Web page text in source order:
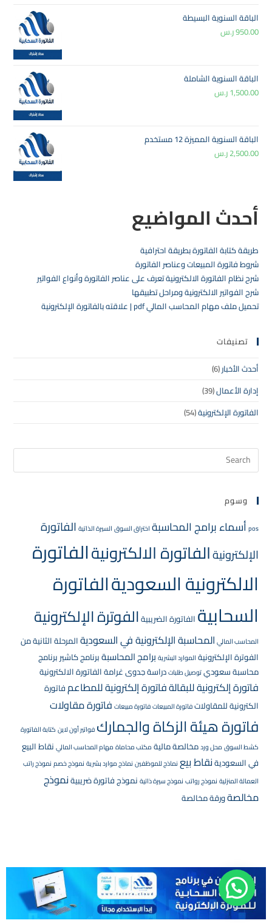
الباقة السنوية البسيطة
950.00ر.س
الباقة السنوية الشاملة
1,500.00ر.س
الباقة السنوية المميزة 12 مستخدم
2,500.00ر.س
أحدث المواضيع
طريقة كتابة الفاتورة بطريقة احترافية
شروط فاتورة المبيعات وعناصر الفاتورة
شرح نظام الفاتورة الالكترونية تعرف على عناصر الفاتورة وأنواع الفواتير
شرح الفواتير الالكترونية ومراحل تطبيقها
تحميل ملف مهام المحاسب المالي pdf | علاقته بالفاتورة الإلكترونية
تصنيفات
أحدث الأخبار(6)
إدارة الأعمال(39)
الفاتورة الإلكترونية(54)
وسوم
pos أسماء برامج المحاسبة اختراق السوق السيرة الذاتية الفاتورة
الإلكترونيةالفاتورة الالكترونيةالفاتورة
الالكترونية السعوديةالفاتورة
السحابية الفاتورة الضريبيةالفوترة الإلكترونية
المحاسب المالي المحاسبة الإلكترونية في السعوديةالمرحلة الثانية من
الفوترة الإلكترونية الموارد البشرية برامج المحاسبةبرنامج كاشيربرنامج
محاسبة سعوديتوصيل طلباتدراسة جدوىغرامة الفاتورة الالكترونية
فاتورة إلكترونية للبقالةفاتورة إلكترونية للمطاعمفاتورة
الكترونية للمقاولاتفاتورة المبيعاتفاتورة مبيعات فاتورة مقاولات
فاتورة هيئة الزكاة والجمارك فواتير أون لاين كتابة الفاتورة
كشط السوق محل وردمخالصة مالية مكتب محاماة مهام المحاسب المالي نقاط البيع
في السعوديةنقاط بيع نماذج للموظفين نماذج موارد بشرية نموذج خصم نموذج راتب
العمالة المنزلية نموذج رواتب نموذج سيرة ذاتية نموذج فاتورة ضريبيةنموذج
مخالصةورقة مخالصة